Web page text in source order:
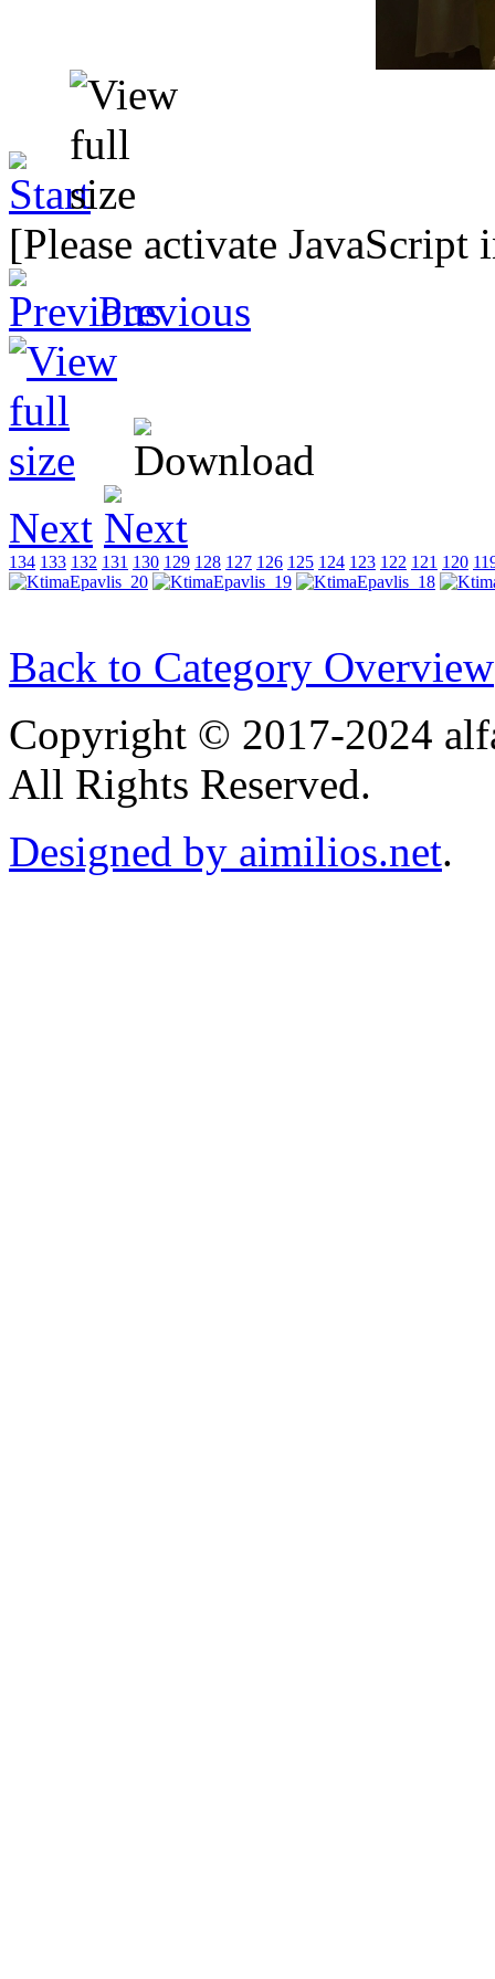
[Please activate
Previous
Next
134 133 132 131 130 129 128 127 126 125 124 123 122 121 120
Back to Category Overview
Copyright © 2017-2024
All Rights Reserved.
Designed by aimilios.net.